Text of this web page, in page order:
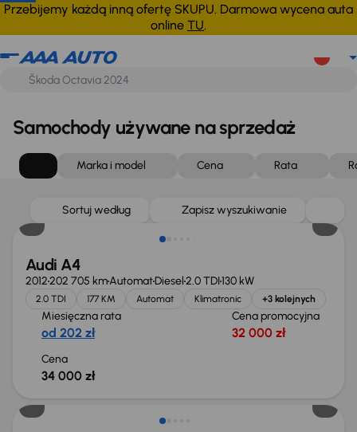
Przebijemy każdą inną ofertę SKUPU. Darmowa wycena auta
online TU.
Samochody używane na sprzedaż
Marka i model Cena Rata
Sortuj według Zapisz wyszukiwanie
Audi A4
2012202 705 kmAutomatDiesel2.0 TDI130 kW
2.0 TDI 177 KM Automat Klimatronic +3 kolejnych
Miesięczna rata
od 202 zł
Cena promocyjna
32 000 zł
Cena
34 000 zł